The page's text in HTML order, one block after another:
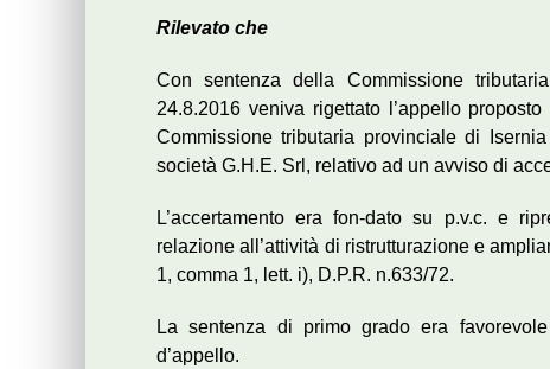
Rilevato che
Con sentenza della Commissione
24.8.2016 veniva rigettato l’appello
Commissione tributaria provinciale di
società G.H.E. Srl, relativo ad un avviso di
L’accertamento era fon-dato su p.v.c. e
relazione all’attività di ristrutturazione e
1, comma 1, lett. i), D.P.R. n.633/72.
La sentenza di primo grado era
d’appello.